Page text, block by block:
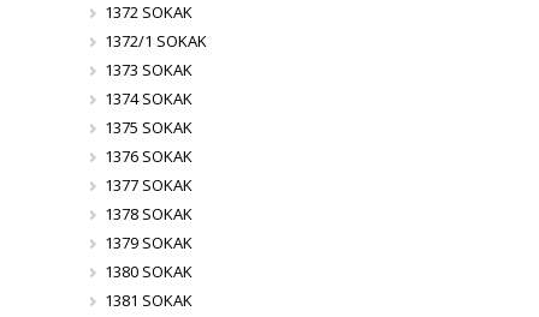
1372 SOKAK
1372/1 SOKAK
1373 SOKAK
1374 SOKAK
1375 SOKAK
1376 SOKAK
1377 SOKAK
1378 SOKAK
1379 SOKAK
1380 SOKAK
1381 SOKAK